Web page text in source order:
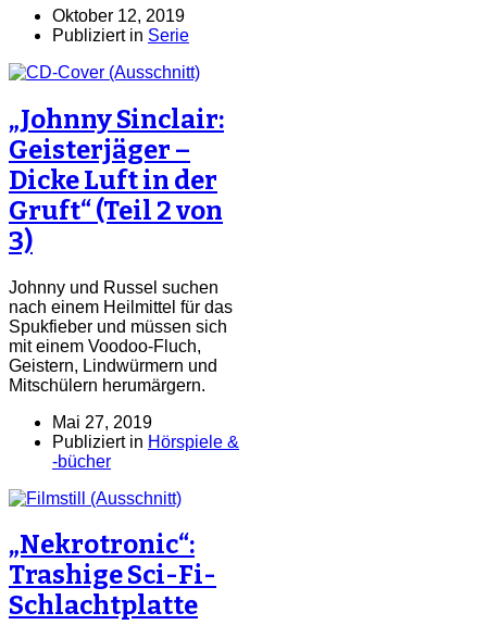
Oktober 12, 2019
Publiziert in Serie
„Johnny Sinclair:
Geisterjäger –
Dicke Luft in der
Gruft“ (Teil 2 von
3)
Johnny und Russel suchen
nach einem Heilmittel für das
Spukfieber und müssen sich
mit einem Voodoo-Fluch,
Geistern, Lindwürmern und
Mitschülern herumärgern.
Mai 27, 2019
Publiziert in Hörspiele &
-bücher
„Nekrotronic“:
Trashige Sci-Fi-
Schlachtplatte